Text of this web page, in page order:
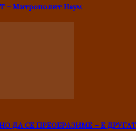
– Митрополит Наум
ДА СЕ ПРЕОБРАЗИМЕ – Е